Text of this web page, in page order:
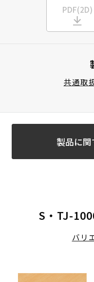
PDF(2D)
共通取
製品に
S・TJ-
バリ